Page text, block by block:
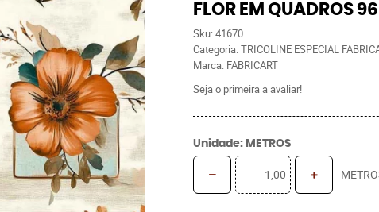
FLOR EM QUADROS
Sku:41670
Categoria:TRICOLINE ESPECIAL
Marca: FABRICART
Seja o primeira a avaliar!
Unidade: METROS